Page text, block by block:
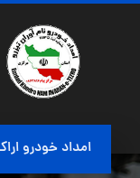
امداد خودرو